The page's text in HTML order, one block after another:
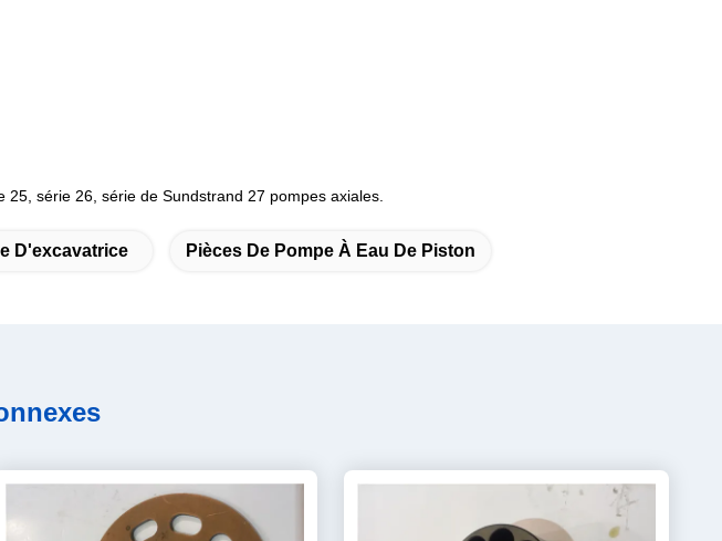
série 26, série de Sundstrand 27 pompes axiales.
D'excavatrice Pièces De Pompe À Eau De Piston